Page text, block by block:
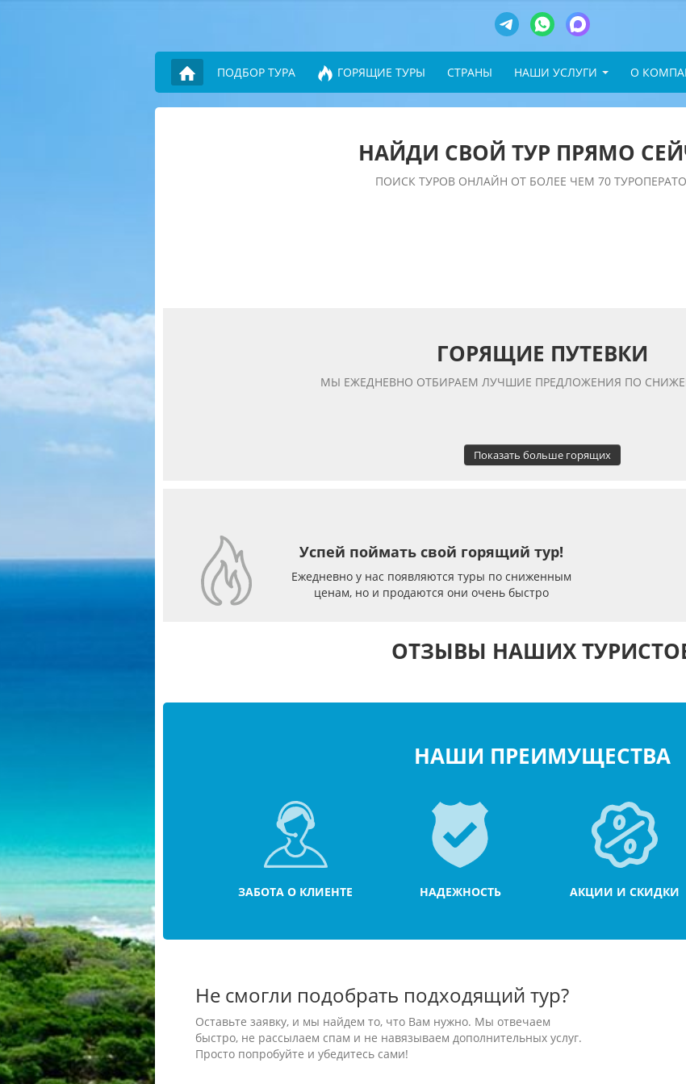
ПОДБОР ТУРА ГОРЯЩИЕ ТУРЫ СТРАНЫ НАШИ УСЛУГИ О
НАЙДИ СВОЙ ТУР ПРЯМО
ПОИСК ТУРОВ ОНЛАЙН ОТ БОЛЕЕ ЧЕМ 70
ГОРЯЩИЕ ПУТЕВКИ
МЫ ЕЖЕДНЕВНО ОТБИРАЕМ ЛУЧШИЕ ПРЕДЛОЖЕНИЯ ПО
Показать больше горящих
Успей поймать свой горящий тур!
Ежедневно у нас появляются туры по сниженным
ценам, но и продаются они очень быстро
ОТЗЫВЫ НАШИХ
НАШИ ПРЕИМУЩЕСТВА
ЗАБОТА О КЛИЕНТЕ НАДЕЖНОСТЬ АКЦИИ И СКИДКИ
Не смогли подобрать подходящий тур?
Оставьте заявку, и мы найдем то, что Вам нужно. Мы отвечаем
быстро, не рассылаем спам и не навязываем дополнительных услуг.
Просто попробуйте и убедитесь сами!